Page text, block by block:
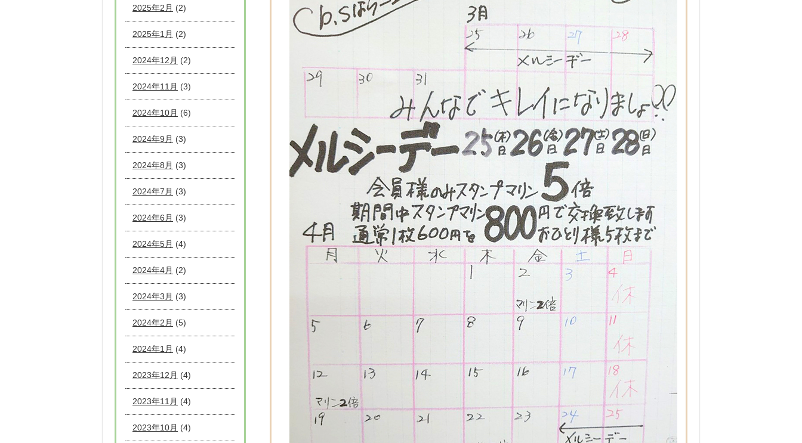
2025年2月 (2)
2025年1月 (2)
2024年12月 (2)
2024年11月 (3)
2024年10月 (6)
2024年9月 (3)
2024年8月 (3)
2024年7月 (3)
2024年6月 (3)
2024年5月 (4)
2024年4月 (2)
2024年3月 (3)
2024年2月 (5)
2024年1月 (4)
2023年12月 (4)
2023年11月 (4)
2023年10月 (4)